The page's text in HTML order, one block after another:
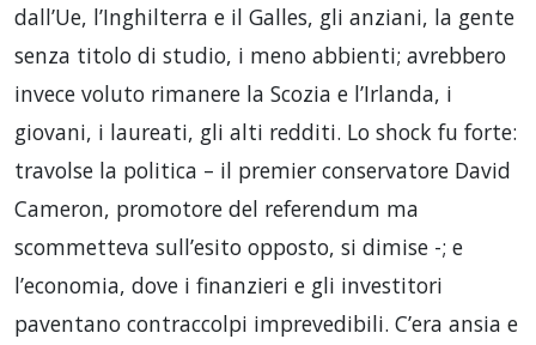
dall’Ue, l’Inghilterra e il Galles, gli anziani, la gente
senza titolo di studio, i meno abbienti; avrebbero
invece voluto rimanere la Scozia e l’Irlanda, i
giovani, i laureati, gli alti redditi. Lo shock fu forte:
travolse la politica – il premier conservatore David
Cameron, promotore del referendum ma
scommetteva sull’esito opposto, si dimise -; e
l’economia, dove i finanzieri e gli investitori
paventano contraccolpi imprevedibili. C’era ansia e